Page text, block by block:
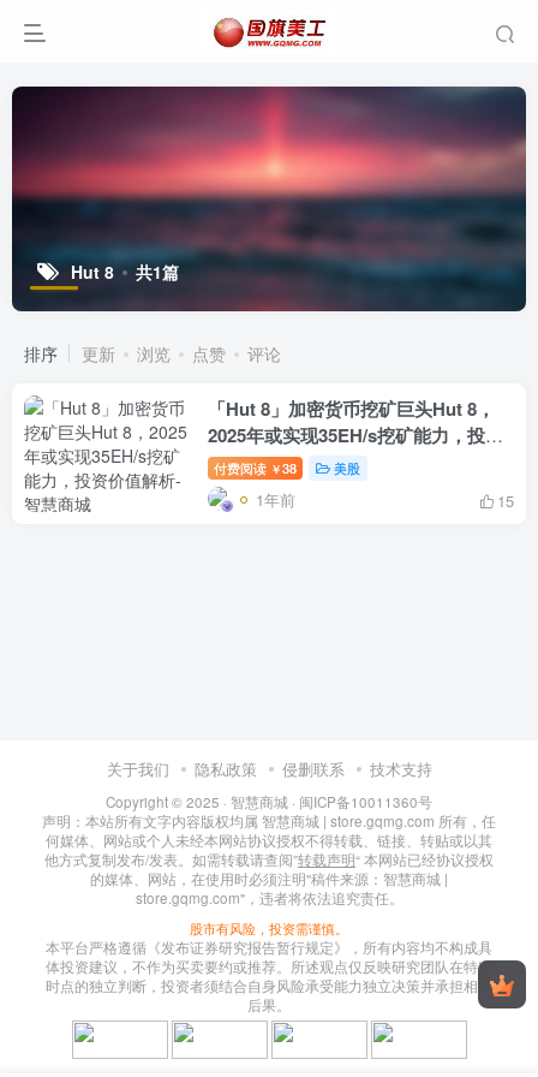
Hut 8 共1篇
排序 更新 浏览 点赞 评论
「Hut 8」加密货币挖矿巨头Hut 8，
2025年或实现35EH/s挖矿能力，投资
价值解析
付费阅读 ￥38 美股
1年前 15
关于我们 隐私政策 侵删联系 技术支持
Copyright © 2025 · 智慧商城 · 闽ICP备10011360号
声明：本站所有文字内容版权均属 智慧商城 | store.gqmg.com 所有，任
何媒体、网站或个人未经本网站协议授权不得转载、链接、转贴或以其
他方式复制发布/发表。如需转载请查阅”转载声明“ 本网站已经协议授权
的媒体、网站，在使用时必须注明"稿件来源：智慧商城 |
store.gqmg.com"，违者将依法追究责任。
股市有风险，投资需谨慎。
本平台严格遵循《发布证券研究报告暂行规定》，所有内容均不构成具
体投资建议，不作为买卖要约或推荐。所述观点仅反映研究团队在特定
时点的独立判断，投资者须结合自身风险承受能力独立决策并承担相应
后果。